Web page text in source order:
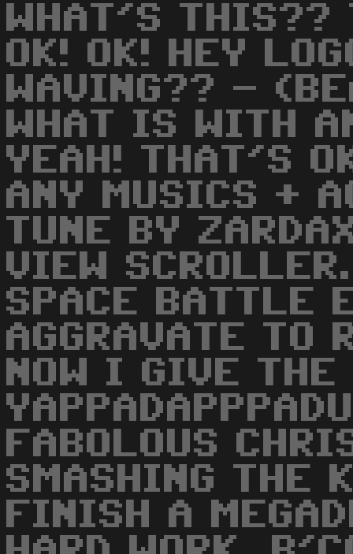
WHAT'S
OK! OK! HEY
WAVING?? -
WHAT IS WITH
YEAH! THAT'S
ANY MUSICS +
TUNE BY
VIEW
SPACE BATTLE
AGGRAVATE TO
NOW I GIVE
FABOLOUS
SMASHING THE
FINISH A